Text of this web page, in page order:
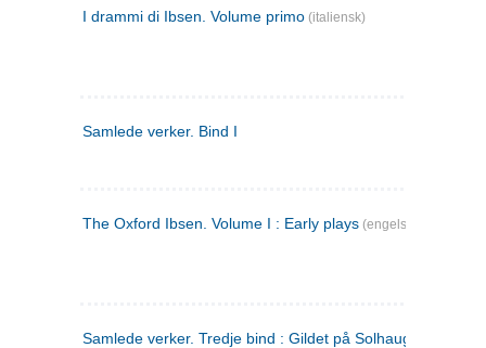
I drammi di Ibsen. Volume primo (italiensk)
Samlede verker. Bind I
The Oxford Ibsen. Volume I : Early plays (engelsk)
Samlede verker. Tredje bind : Gildet på Solhaug ; Olaf